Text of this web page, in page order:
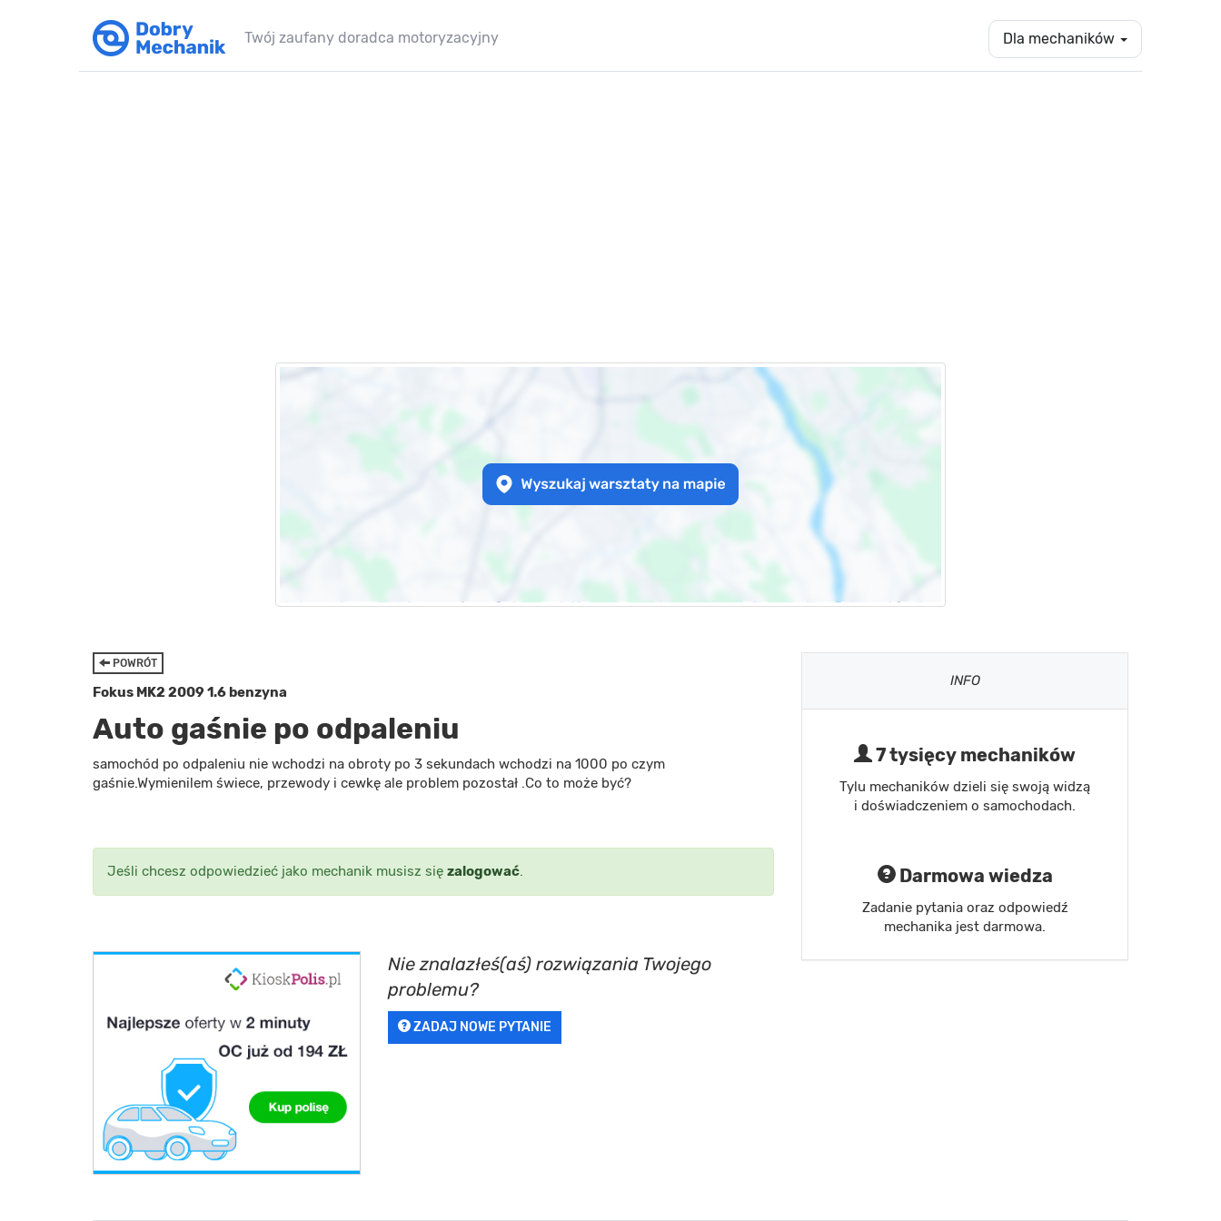
Twój zaufany doradca motoryzacyjny Dla mechaników
POWRÓT
Fokus MK2 2009 1.6 benzyna
Auto gaśnie po odpaleniu
samochód po odpaleniu nie wchodzi na obroty po 3 sekundach wchodzi na 1000 po czym
gaśnie.Wymienilem świece, przewody i cewkę ale problem pozostał .Co to może być?
Jeśli chcesz odpowiedzieć jako mechanik musisz się zalogować.
Nie znalazłeś(aś) rozwiązania Twojego
problemu?
ZADAJ NOWE PYTANIE
INFO
7 tysięcy mechaników
Tylu mechaników dzieli się swoją widzą
i doświadczeniem o samochodach.
Darmowa wiedza
Zadanie pytania oraz odpowiedź
mechanika jest darmowa.